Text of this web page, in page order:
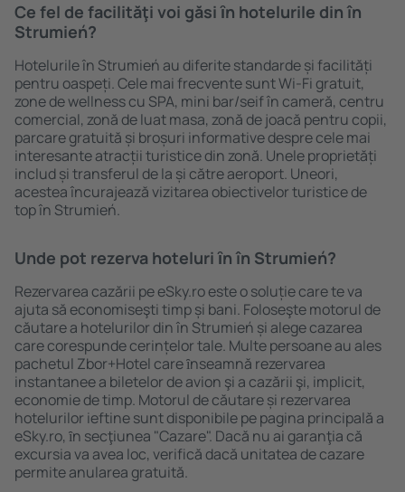
Ce fel de facilităţi voi găsi ȋn hotelurile din în
Strumień?
Hotelurile în Strumień au diferite standarde și facilități
pentru oaspeți. Cele mai frecvente sunt Wi-Fi gratuit,
zone de wellness cu SPA, mini bar/seif în cameră, centru
comercial, zonă de luat masa, zonă de joacă pentru copii,
parcare gratuită și broșuri informative despre cele mai
interesante atracții turistice din zonă. Unele proprietăți
includ și transferul de la și către aeroport. Uneori,
acestea încurajează vizitarea obiectivelor turistice de
top în Strumień.
Unde pot rezerva hoteluri ȋn în Strumień?
Rezervarea cazării pe eSky.ro este o soluție care te va
ajuta să economiseşti timp și bani. Foloseşte motorul de
căutare a hotelurilor din în Strumień și alege cazarea
care corespunde cerințelor tale. Multe persoane au ales
pachetul Zbor+Hotel care ȋnseamnă rezervarea
instantanee a biletelor de avion şi a cazării şi, implicit,
economie de timp. Motorul de căutare și rezervarea
hotelurilor ieftine sunt disponibile pe pagina principală a
eSky.ro, ȋn secţiunea "Cazare". Dacă nu ai garanţia că
excursia va avea loc, verifică dacă unitatea de cazare
permite anularea gratuită.